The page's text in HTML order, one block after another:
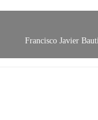
Francisco Javier